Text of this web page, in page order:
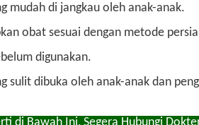
mudah di jangkau oleh anak-anak.
obat sesuai dengan metode
digunakan.
sulit dibuka oleh anak-anak dan
di Bawah Ini, Segera Hubungi